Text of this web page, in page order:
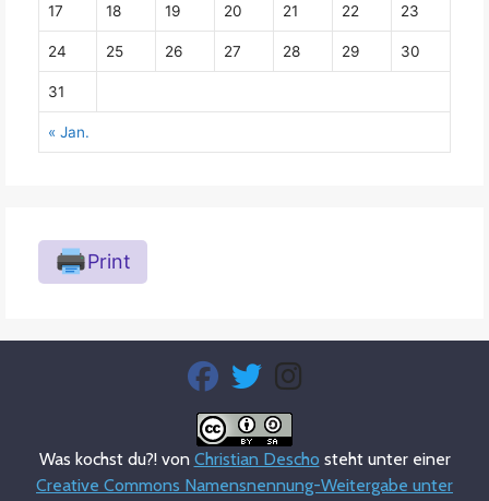
« Jan.
17 18 19 20 21 22 23
24 25 26 27 28 29 30
31
Print
fab
fa-
facebook
fab
fa-
twitter
Was kochst du?! von Christian Descho steht unter einer
Creative Commons Namensnennung-Weitergabe unter